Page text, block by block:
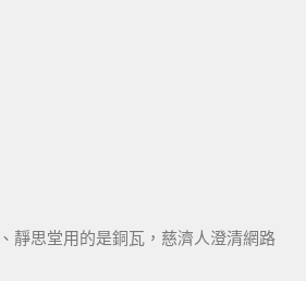
靜思堂用的是銅瓦，慈濟人澄清網路